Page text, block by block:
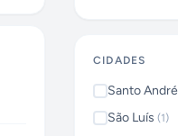
CIDADES
Santo André
São Luís (1)